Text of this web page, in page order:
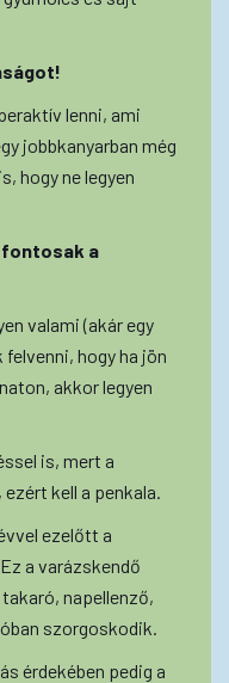
lenni, ami
jobbkanyarban még
hogy ne legyen
a
valami (akár egy
hogy ha jön
akkor legyen
is, mert a
kell a penkala.
ezelőtt a
a varázskendő
napellenző,
szorgoskodik.
érdekében pedig a